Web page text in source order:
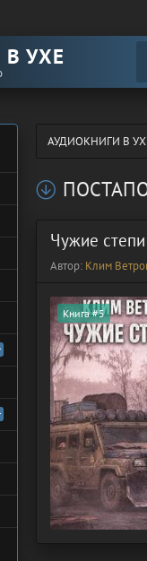
УХЕ
АУДИОКНИГИ В
Чужие
Автор: Клим
Книга #5